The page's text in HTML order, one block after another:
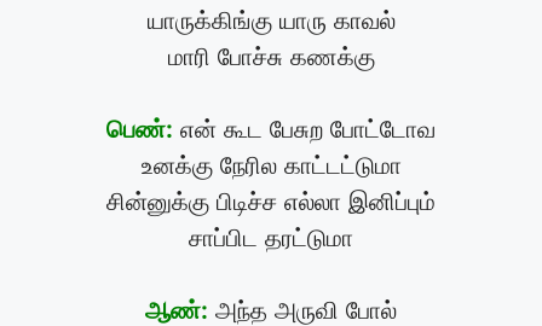
யாருக்கிங்கு யாரு காவல்
மாரி போச்சு கணக்கு
பெண்: என் கூட பேசுற போட்டோவ
உனக்கு நேரில காட்டட்டுமா
சின்னுக்கு பிடிச்ச எல்லா இனிப்பும்
சாப்பிட தரட்டுமா
ஆண்: அந்த அருவி போல்